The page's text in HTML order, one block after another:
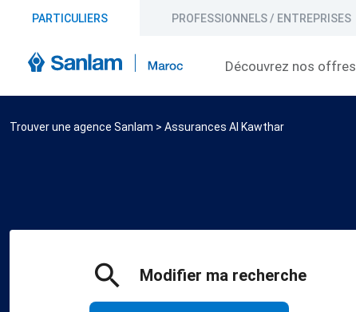
PARTICULIERS PROFESSIONNELS / ENTREPRISES
Découvrez nos offres
Trouver une agence Sanlam > Assurances Al Kawthar
Modifier ma recherche